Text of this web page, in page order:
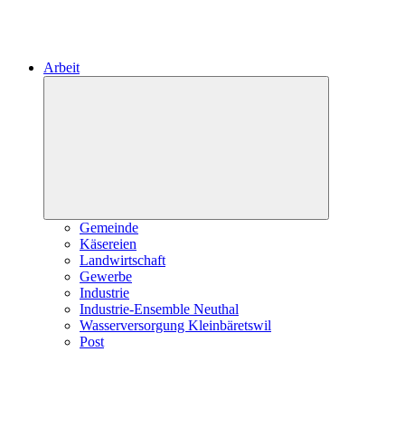
Arbeit
Gemeinde
Käsereien
Landwirtschaft
Gewerbe
Industrie
Industrie-Ensemble Neuthal
Wasserversorgung Kleinbäretswil
Post